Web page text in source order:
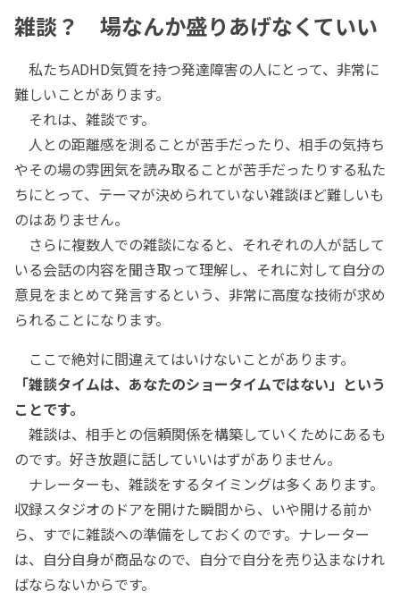
雑談？ 場なんか盛りあげなくていい
私たちADHD気質を持つ発達障害の人にとって、非常に
難しいことがあります。
それは、雑談です。
人との距離感を測ることが苦手だったり、相手の気持ち
やその場の雰囲気を読み取ることが苦手だったりする私た
ちにとって、テーマが決められていない雑談ほど難しいも
のはありません。
さらに複数人での雑談になると、それぞれの人が話して
いる会話の内容を聞き取って理解し、それに対して自分の
意見をまとめて発言するという、非常に高度な技術が求め
られることになります。
ここで絶対に間違えてはいけないことがあります。
「雑談タイムは、あなたのショータイムではない」という
ことです。
雑談は、相手との信頼関係を構築していくためにあるも
のです。好き放題に話していいはずがありません。
ナレーターも、雑談をするタイミングは多くあります。
収録スタジオのドアを開けた瞬間から、いや開ける前か
ら、すでに雑談への準備をしておくのです。ナレーター
は、自分自身が商品なので、自分で自分を売り込まなけれ
ばならないからです。